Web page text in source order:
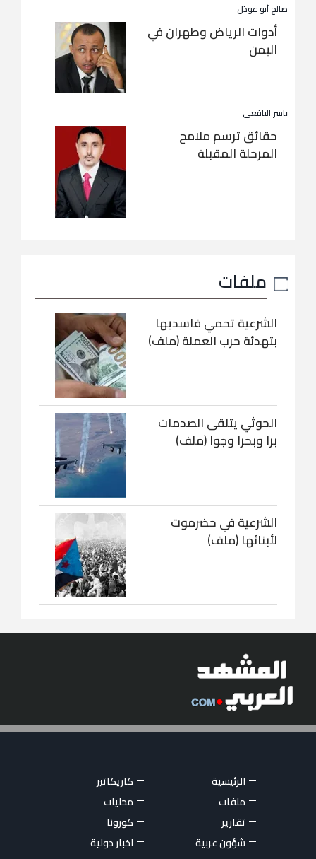
صالح أبو عوذل
أدوات الرياض وطهران في
اليمن
ياسر اليافعي
حقائق ترسم ملامح
المرحلة المقبلة
ملفات
الشرعية تحمي فاسديها
بتهدئة حرب العملة (ملف)
الحوثي يتلقى الصدمات
برا وبحرا وجوا (ملف)
الشرعية في حضرموت
لأبنائها (ملف)
الرئيسية
كاريكاتير
ملفات
محليات
تقارير
كورونا
شؤون عربية
اخبار دولية